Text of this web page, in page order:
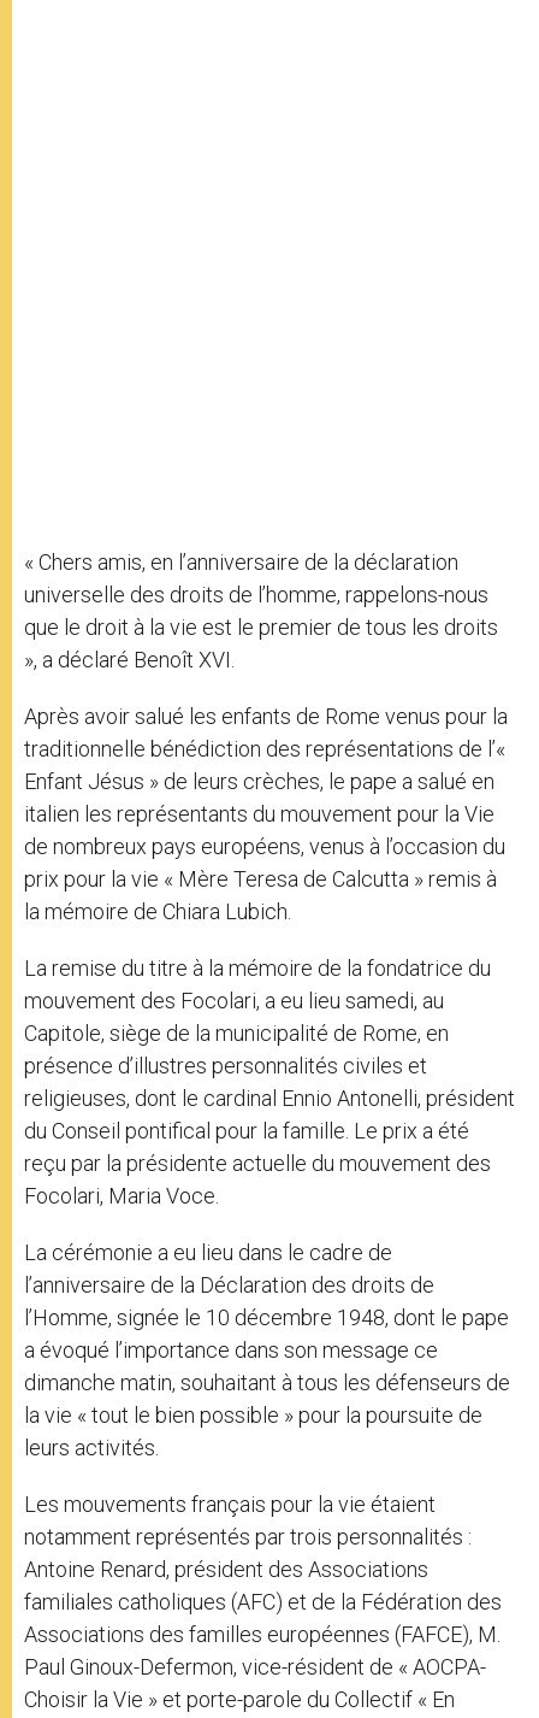
« Chers amis, en l’anniversaire de la déclaration
universelle des droits de l’homme, rappelons-nous
que le droit à la vie est le premier de tous les droits
», a déclaré Benoît XVI.
Après avoir salué les enfants de Rome venus pour la
traditionnelle bénédiction des représentations de l’«
Enfant Jésus » de leurs crèches, le pape a salué en
italien les représentants du mouvement pour la Vie
de nombreux pays européens, venus à l’occasion du
prix pour la vie « Mère Teresa de Calcutta » remis à
la mémoire de Chiara Lubich.
La remise du titre à la mémoire de la fondatrice du
mouvement des Focolari, a eu lieu samedi, au
Capitole, siège de la municipalité de Rome, en
présence d’illustres personnalités civiles et
religieuses, dont le cardinal Ennio Antonelli, président
du Conseil pontifical pour la famille. Le prix a été
reçu par la présidente actuelle du mouvement des
Focolari, Maria Voce.
La cérémonie a eu lieu dans le cadre de
l’anniversaire de la Déclaration des droits de
l’Homme, signée le 10 décembre 1948, dont le pape
a évoqué l’importance dans son message ce
dimanche matin, souhaitant à tous les défenseurs de
la vie « tout le bien possible » pour la poursuite de
leurs activités.
Les mouvements français pour la vie étaient
notamment représentés par trois personnalités :
Antoine Renard, président des Associations
familiales catholiques (AFC) et de la Fédération des
Associations des familles européennes (FAFCE), M.
Paul Ginoux-Defermon, vice-résident de « AOCPA-
Choisir la Vie » et porte-parole du Collectif « En